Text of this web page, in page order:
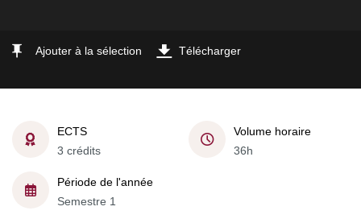
Ajouter à la sélection Télécharger
ECTS
3 crédits
Volume horaire
36h
Période de l'année
Semestre 1